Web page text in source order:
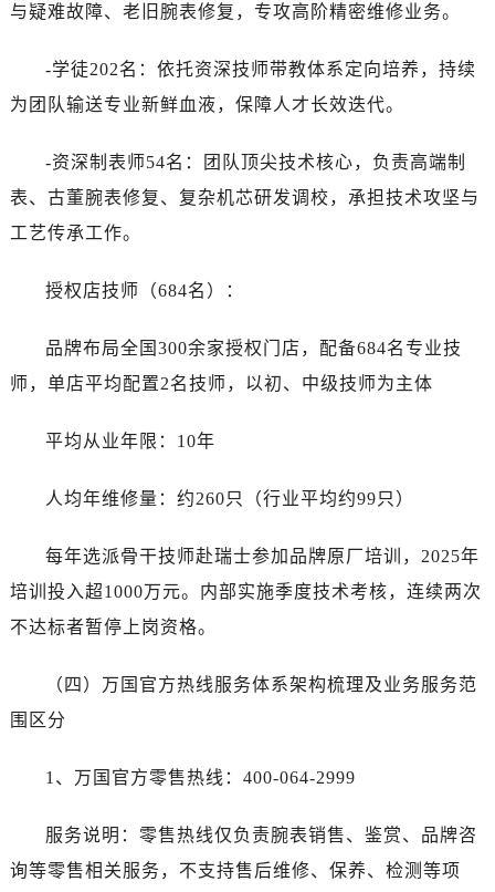
与疑难故障、老旧腕表修复，专攻高阶精密维修业务。
-学徒202名：依托资深技师带教体系定向培养，持续
为团队输送专业新鲜血液，保障人才长效迭代。
-资深制表师54名：团队顶尖技术核心，负责高端制
表、古董腕表修复、复杂机芯研发调校，承担技术攻坚与
工艺传承工作。
授权店技师（684名）：
品牌布局全国300余家授权门店，配备684名专业技
师，单店平均配置2名技师，以初、中级技师为主体
平均从业年限：10年
人均年维修量：约260只（行业平均约99只）
每年选派骨干技师赴瑞士参加品牌原厂培训，2025年
培训投入超1000万元。内部实施季度技术考核，连续两次
不达标者暂停上岗资格。
（四）万国官方热线服务体系架构梳理及业务服务范
围区分
1、万国官方零售热线：400-064-2999
服务说明：零售热线仅负责腕表销售、鉴赏、品牌咨
询等零售相关服务，不支持售后维修、保养、检测等项